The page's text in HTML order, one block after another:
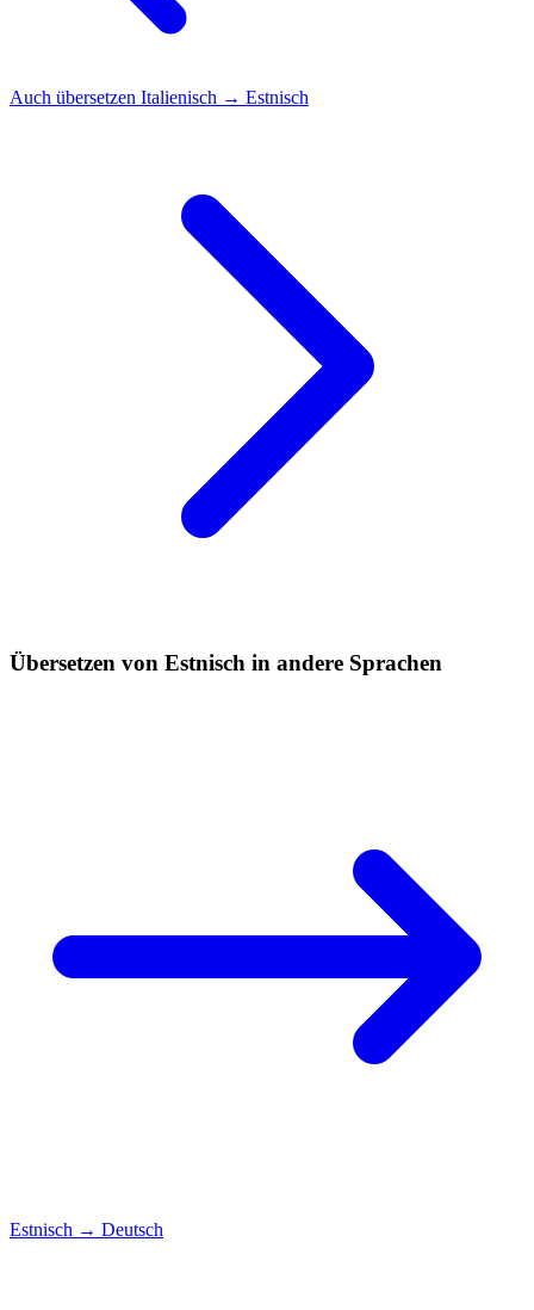
Auch übersetzen Italienisch → Estnisch
Übersetzen von Estnisch in andere Sprachen
Estnisch → Deutsch